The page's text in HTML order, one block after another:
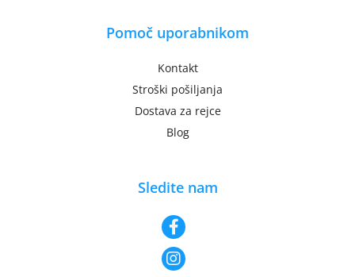
Pomoč uporabnikom
Kontakt
Stroški pošiljanja
Dostava za rejce
Blog
Sledite nam